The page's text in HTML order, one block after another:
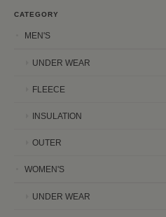
CATEGORY
MEN'S
UNDER WEAR
FLEECE
INSULATION
OUTER
WOMEN'S
UNDER WEAR